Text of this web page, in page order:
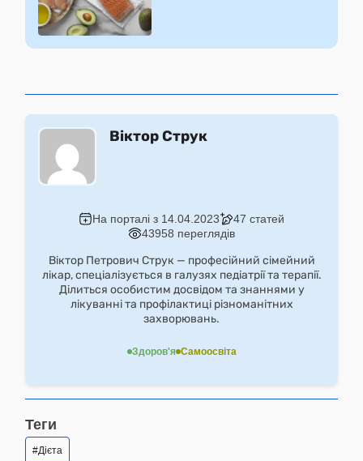
Віктор Струк
На порталі з 14.04.2023
47 статей
43958 переглядів
Віктор Петрович Струк — професійний сімейний
лікар, спеціалізується в галузях педіатрії та терапії.
Ділиться особистим досвідом та знаннями у
лікуванні та профілактиці різноманітних
захворювань.
Здоров'я Самоосвіта
Теги
Дієта